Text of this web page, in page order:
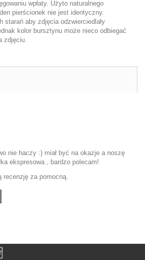
wpłaty. Użyto naturalnego
pierścionek nie jest identyczny.
starań aby zdjęcia odzwierciedlały
kolor bursztynu może nieco odbiegać
zdjęciu.
nie haczy :) miał być na okazje a noszę
ekspresowa , bardzo polecam!
recenzję za pomocną.